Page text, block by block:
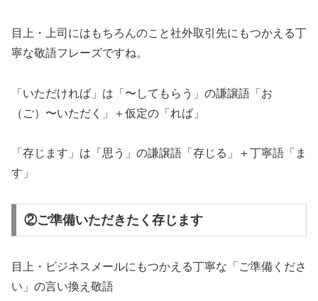
目上・上司にはもちろんのこと社外取引先にもつかえる丁
寧な敬語フレーズですね。
「いただければ」は「〜してもらう」の謙譲語「お
（ご）〜いただく」＋仮定の「れば」
「存じます」は「思う」の謙譲語「存じる」＋丁寧語「ま
す」
②ご準備いただきたく存じます
目上・ビジネスメールにもつかえる丁寧な「ご準備くださ
い」の言い換え敬語